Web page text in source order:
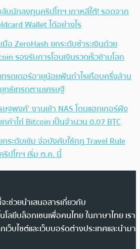
ลับนักลงทุนคริปโทฯ เกาหลีใต้! รอดจาก
Wallet ได้อย่างไร
อ ZeroHash ยกระดับชำระเงินด้วย
รองรับการโอนเงินรวดเร็วข้ามโลก
ทรดเดอร์อายุน้อยฟันกำไรเกือบครึ่งล้าน
ธ์เทรดตามเศรษฐี
รษฐพงศ์’ งานเข้า NAS โดนแฮกเกอร์ฝัง
กค่าไถ่ Bitcoin เป็นจำนวน 0.07 BTC
ระดับเข้ม จ่อบังคับใช้กฏ Travel Rule
ปโทฯ เริ่ม ต.ค. นี้
ช่วยนำเสนอสารเกี่ยวกับ
โลยีบล็อกเชนเพื่อคนไทย ในภาษาไทย เรา
บไซต์และเว็บบอร์ดต่างประเทศและนำมา